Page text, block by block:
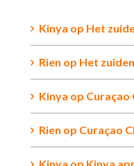
Kinya op Het
Rien op Het
Kinya op Curaçao
Rien op Curaçao